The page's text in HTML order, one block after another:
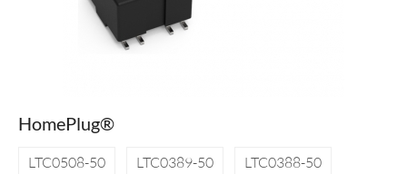
HomePlug®
LTC0508-50 LTC0389-50
LTC0388-50